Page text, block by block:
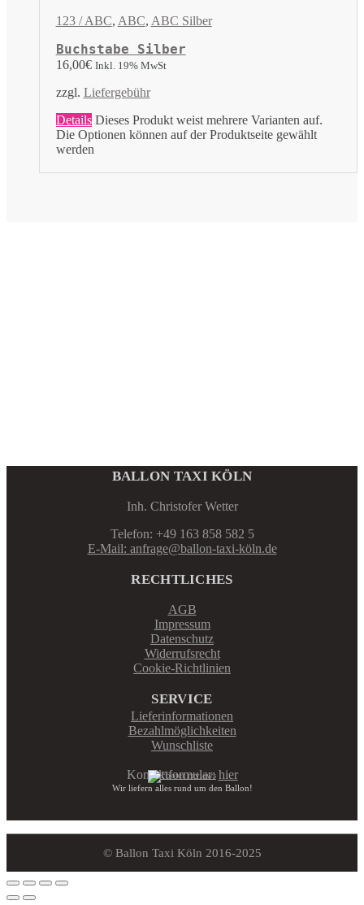
123 / ABC, ABC, ABC Silber
Buchstabe Silber
16,00€ Inkl. 19% MwSt
zzgl. Liefergebühr
Details Dieses Produkt weist mehrere Varianten auf.
Die Optionen können auf der Produktseite gewählt
werden
BALLON TAXI KÖLN
Inh. Christofer Wetter
Telefon: +49 163 858 582 5
E-Mail: anfrage@ballon-taxi-köln.de
RECHTLICHES
AGB
Impressum
Datenschutz
Widerrufsrecht
Cookie-Richtlinien
SERVICE
Lieferinformationen
Bezahlmöglichkeiten
Wunschliste
Kontaktformular:hier
Wir liefern alles rund um den Ballon!
© Ballon Taxi Köln 2016-2025